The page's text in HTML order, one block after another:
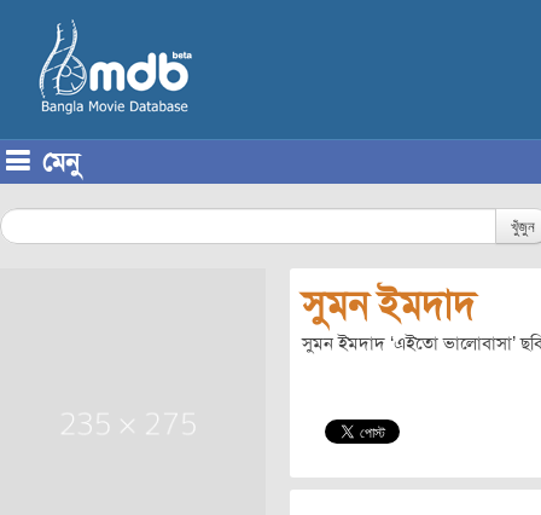
মেনু
খুঁজুন
সুমন ইমদাদ
সুমন ইমদাদ ‘এইতো ভালোবাসা’